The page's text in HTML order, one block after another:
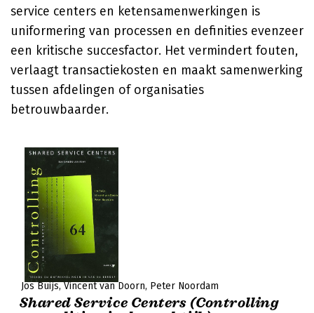
service centers en ketensamenwerkingen is
uniformering van processen en definities evenzeer
een kritische succesfactor. Het vermindert fouten,
verlaagt transactiekosten en maakt samenwerking
tussen afdelingen of organisaties
betrouwbaarder.
Jos Buijs Vincent van Doorn Peter Noordam
Shared Service Centers (Controlling